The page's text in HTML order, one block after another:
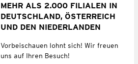
MEHR ALS 2.000 FILIALEN IN
DEUTSCHLAND, ÖSTERREICH
UND DEN NIEDERLANDEN
Vorbeischauen lohnt sich! Wir freuen
uns auf Ihren Besuch!